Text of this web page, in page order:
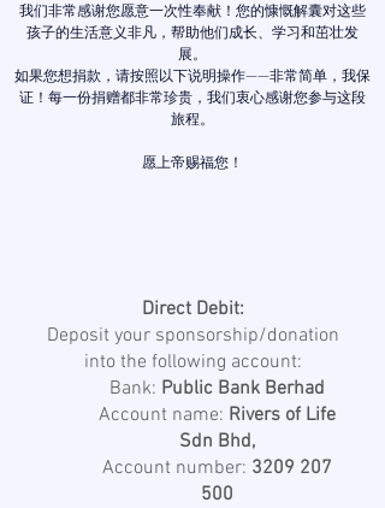
我们非常感谢您愿意一次性奉献！您的慷慨解囊对这些
孩子的生活意义非凡，帮助他们成长、学习和茁壮发
展。
如果您想捐款，请按照以下说明操作——非常简单，我保
证！每一份捐赠都非常珍贵，我们衷心感谢您参与这段
旅程。
愿上帝赐福您！
Direct Debit:
Deposit your sponsorship/donation
into the following account:
Bank: Public Bank Berhad
Account name: Rivers of Life
Sdn Bhd,
Account number: 3209 207
500